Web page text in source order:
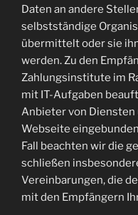
Daten an andere
selbstständige
übermittelt oder sie
werden. Zu den
Zahlungsinstitute im
mit IT-Aufgaben
Anbieter von Diensten
Webseite
Fall beachten wir die
schließen
Vereinbarungen, die
mit den Empfängern